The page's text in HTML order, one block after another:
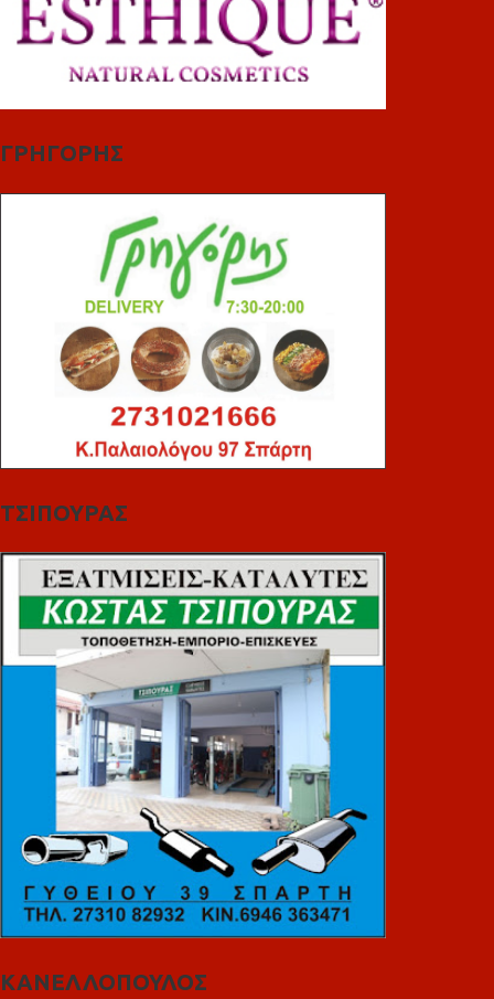
ΓΡΗΓΟΡΗΣ
ΤΣΙΠΟΥΡΑΣ
ΚΑΝΕΛΛΟΠΟΥΛΟΣ